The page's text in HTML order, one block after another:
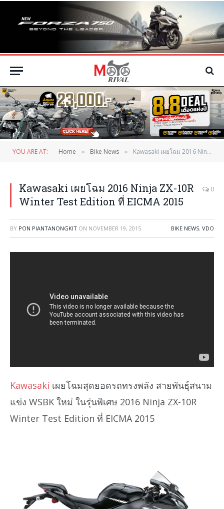
YOU ARE AT: Home » Bike News » Kawasaki เผยโฉม 2016 Ninja ZX-10R Winter Test Edition ที่ EICMA 2015
Kawasaki เผยโฉม 2016 Ninja ZX-10R
Winter Test Edition ที่ EICMA 2015
0
BY PON PIANTANONGKIT ON NOVEMBER 19, 2015 BIKE NEWS, VDO
Kawasaki เผยโฉมสุดยอดรถทรงพลัง สายพันธุ์สนาม
แข่ง WSBK ใหม่ ในรุ่นพิเศษ 2016 Ninja ZX-10R
Winter Test Edition ที่ EICMA 2015